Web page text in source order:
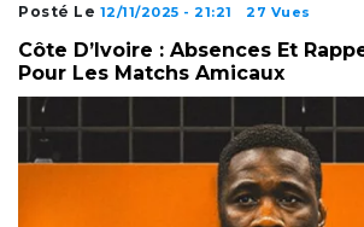
Posté Le 12/11/2025 - 21:21 27 Vues
Côte D’Ivoire : Absences Et
Pour Les Matchs Amicaux